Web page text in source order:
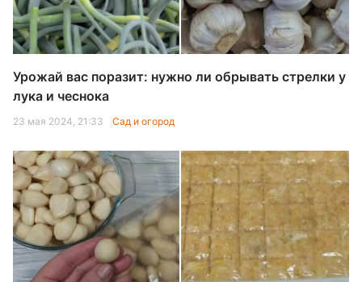
Урожай вас поразит: нужно ли обрывать стрелки у
лука и чеснока
23 мая 2024, 21:33 Сад и огород